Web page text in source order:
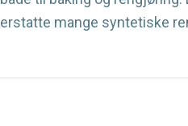
erstatte mange syntetiske